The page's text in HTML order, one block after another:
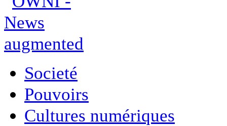
Societé
Pouvoirs
Cultures numériques